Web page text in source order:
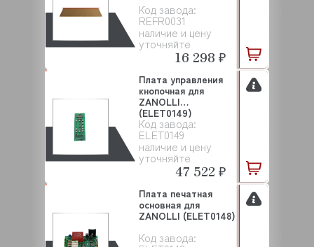
Код завода:
REFR0031
наличие и цену
уточняйте
16 298 ₽
Код завода:
ELET0149
наличие и цену
уточняйте
Плата управления
кнопочная для
ZANOLLI
(ELET0149)
47 522 ₽
Код завода:
Плата печатная
основная для
ZANOLLI (ELET0148)